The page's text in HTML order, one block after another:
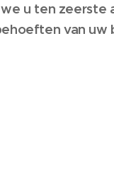
u ten zeerste
van uw